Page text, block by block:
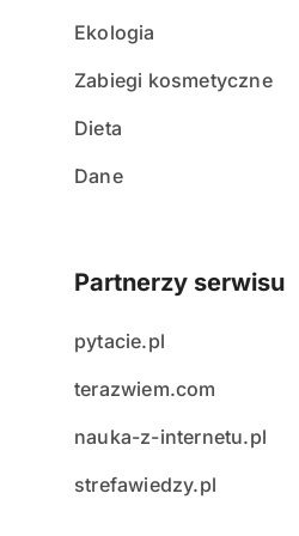
Ekologia
Zabiegi kosmetyczne
Dieta
Dane
Partnerzy serwisu
pytacie.pl
terazwiem.com
nauka-z-internetu.pl
strefawiedzy.pl